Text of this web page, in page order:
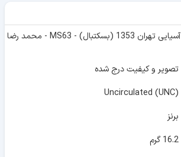
مدال آویز بازی های آسیایی تهران 1353 (بسکتبال) - MS63 - محمد رضا
تصویر و کیفیت درج شده
Uncirculated (UNC)
برنز
16.2 گرم